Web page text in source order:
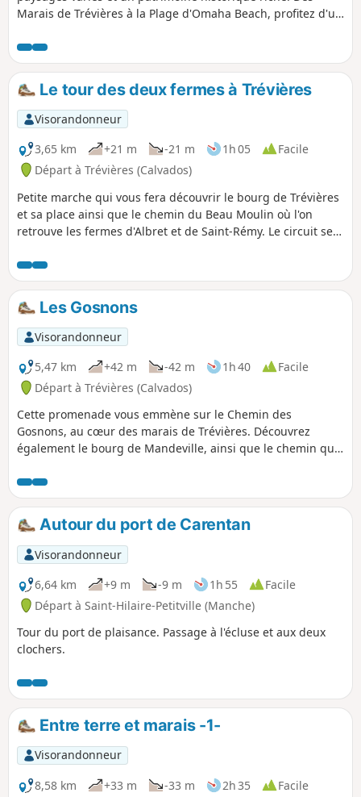
Marais de Trévières à la Plage d'Omaha Beach, profitez d'un
Le tour des deux fermes à Trévières
Visorandonneur
3,65 km
+21 m -21 m 1h 05
Facile
Départ à Trévières (Calvados)
Petite marche qui vous fera découvrir le bourg de Trévières
et sa place ainsi que le chemin du Beau Moulin où l'on
retrouve les fermes d'Albret et de Saint-Rémy. Le circuit se
terrains de football et de pétanque du village et où
quelques infrastructures sont mises à disposition pour les
loisirs sportifs des habitants : city stade, skate-park,
workout, etc.
Les Gosnons
Visorandonneur
5,47 km
+42 m -42 m 1h 40
Facile
Départ à Trévières (Calvados)
Cette promenade vous emmène sur le Chemin des
Gosnons, au cœur des marais de Trévières. Découvrez
également le bourg de Mandeville, ainsi que le chemin qui
ce chemin est difficilement praticable en hiver, compte tenu
de l'humidité des chemins et de la boue.
Autour du port de Carentan
Visorandonneur
6,64 km
+9 m -9 m 1h 55
Facile
Départ à Saint-Hilaire-Petitville (Manche)
Tour du port de plaisance. Passage à l'écluse et aux deux
clochers.
Entre terre et marais -1-
Visorandonneur
8,58 km
+33 m -33 m 2h 35
Facile